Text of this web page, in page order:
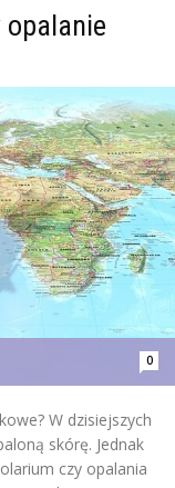
opalanie
0
W dzisiejszych
skórę. Jednak
czy opalania